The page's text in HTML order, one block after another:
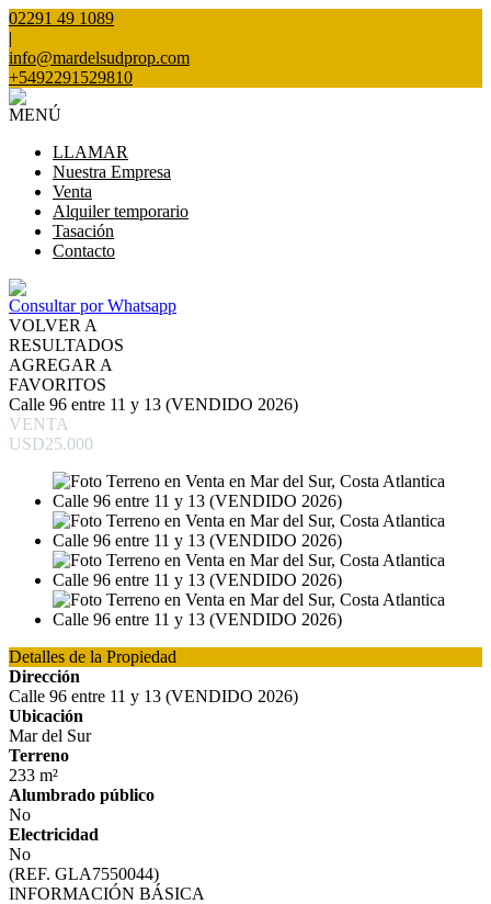
02291 49 1089
|
info@mardelsudprop.com
+5492291529810
MENÚ
LLAMAR
Nuestra Empresa
Venta
Alquiler temporario
Tasación
Contacto
Consultar por Whatsapp
VOLVER A
RESULTADOS
AGREGAR A
FAVORITOS
Calle 96 entre 11 y 13 (VENDIDO 2026)
VENTA
USD25.000
Detalles de la Propiedad
Dirección
Calle 96 entre 11 y 13 (VENDIDO 2026)
Ubicación
Mar del Sur
Terreno
233 m²
Alumbrado público
No
Electricidad
No
(REF. GLA7550044)
INFORMACIÓN BÁSICA